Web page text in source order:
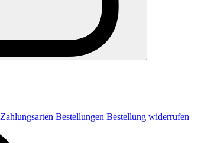
Zahlungsarten Bestellungen Bestellung widerrufen